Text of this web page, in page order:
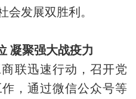
会发展双胜利。
凝聚强大战疫力
联迅速行动，召开党
，通过微信公众号等